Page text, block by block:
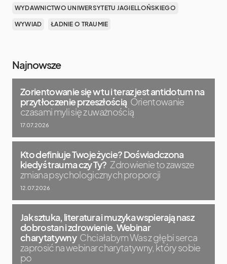
WYDAWNICTWO UNIWERSYTETU JAGIELLOŃSKIEGO
WYWIAD ŁADNIE O TRAUMIE
Najnowsze
Zorientowanie się w tu i teraz jest antidotum na
przytłoczenie przeszłością Orientowanie
czasami myli się z uważnością
17.07.2026
Kto definiuje Twoje życie? Doświadczona
kiedyś trauma czy Ty? Zdrowienie to zawsze
zmiana psychologicznych proporcji
12.07.2026
Jak sztuka, literatura i muzyka wspierają nasz
dobrostan i zdrowienie. Webinar
charytatywny Chciałabym Was z głębi serca
zaprosić na webinar charytatywny, który sobie
po